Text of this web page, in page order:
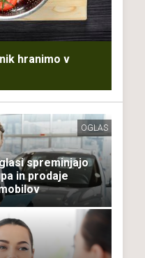
hranimo v
OGLAS
spreminjajo
in prodaje